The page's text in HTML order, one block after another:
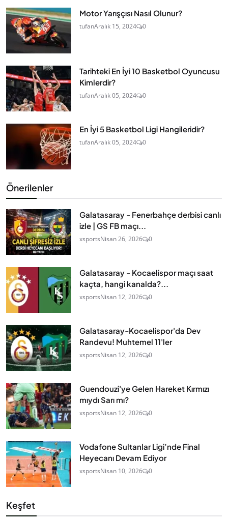
Motor Yarışçısı Nasıl Olunur?
tufanAralık 15, 2024 0
Tarihteki En İyi 10 Basketbol Oyuncusu
Kimlerdir?
tufanAralık 05, 2024 0
En İyi 5 Basketbol Ligi Hangileridir?
tufanAralık 05, 2024 0
Önerilenler
Galatasaray - Fenerbahçe derbisi canlı
izle | GS FB maçı...
xsportsNisan 26, 2026 0
Galatasaray - Kocaelispor maçı saat
kaçta, hangi kanalda?...
xsportsNisan 12, 2026 0
Galatasaray-Kocaelispor'da Dev
Randevu! Muhtemel 11'ler
xsportsNisan 12, 2026 0
Guendouzi'ye Gelen Hareket Kırmızı
mıydı Sarı mı?
xsportsNisan 12, 2026 0
Vodafone Sultanlar Ligi’nde Final
Heyecanı Devam Ediyor
xsportsNisan 10, 2026 0
Keşfet